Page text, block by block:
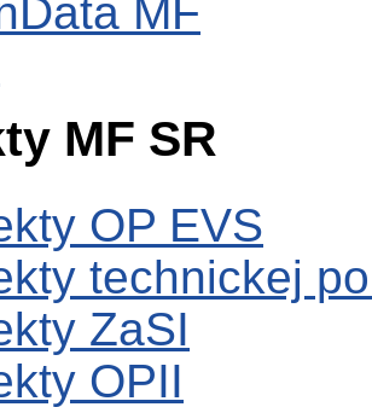
MF
MF SR
OP EVS
technickej
ZaSI
OPII